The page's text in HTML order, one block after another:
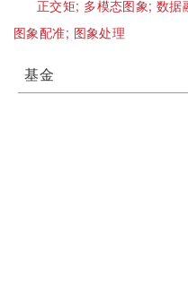
正交矩; 多模态图象;数据
图象配准; 图象处理
基金